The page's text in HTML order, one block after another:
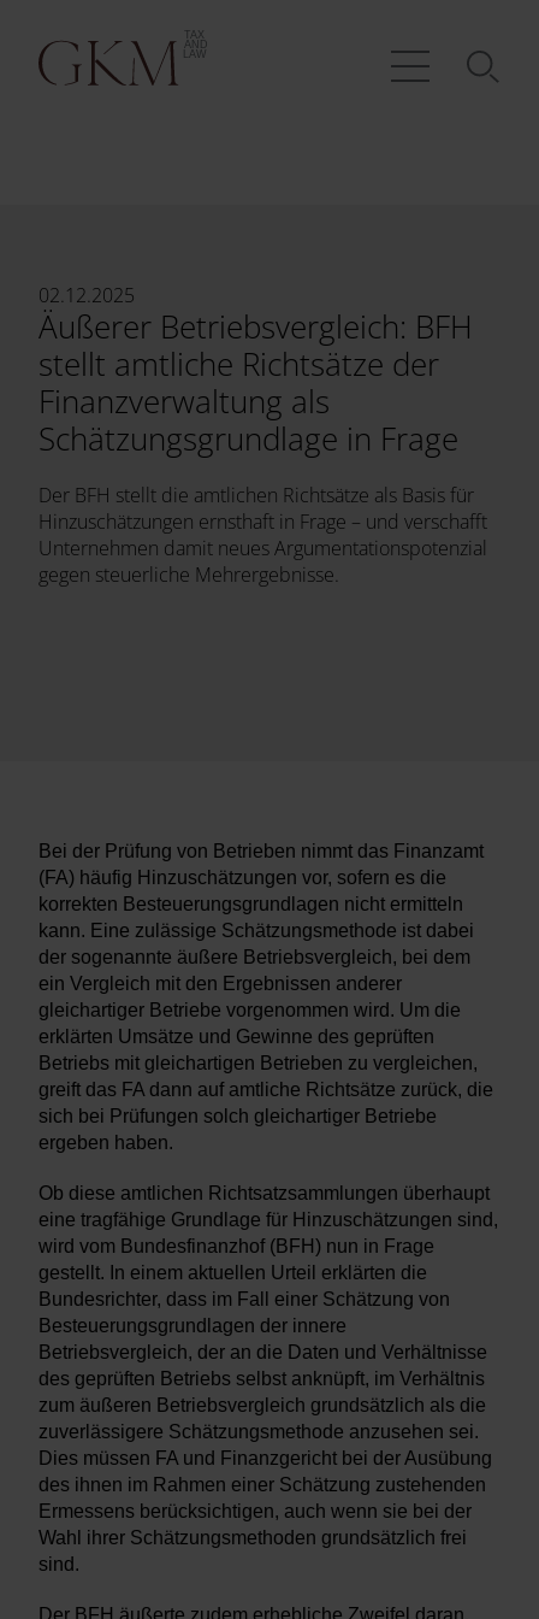
02.12.2025
Äußerer Betriebsvergleich: BFH
stellt amtliche Richtsätze der
Finanzverwaltung als
Schätzungsgrundlage in Frage
Der BFH stellt die amtlichen Richtsätze als Basis für
Hinzuschätzungen ernsthaft in Frage – und verschafft
Unternehmen damit neues Argumentationspotenzial
gegen steuerliche Mehrergebnisse.
Bei der Prüfung von Betrieben nimmt das Finanzamt
(FA) häufig Hinzuschätzungen vor, sofern es die
korrekten Besteuerungsgrundlagen nicht ermitteln
kann. Eine zulässige Schätzungsmethode ist dabei
der sogenannte äußere Betriebsvergleich, bei dem
ein Vergleich mit den Ergebnissen anderer
gleichartiger Betriebe vorgenommen wird. Um die
erklärten Umsätze und Gewinne des geprüften
Betriebs mit gleichartigen Betrieben zu vergleichen,
greift das FA dann auf amtliche Richtsätze zurück, die
sich bei Prüfungen solch gleichartiger Betriebe
ergeben haben.
Ob diese amtlichen Richtsatzsammlungen überhaupt
eine tragfähige Grundlage für Hinzuschätzungen sind,
wird vom Bundesfinanzhof (BFH) nun in Frage
gestellt. In einem aktuellen Urteil erklärten die
Bundesrichter, dass im Fall einer Schätzung von
Besteuerungsgrundlagen der innere
Betriebsvergleich, der an die Daten und Verhältnisse
des geprüften Betriebs selbst anknüpft, im Verhältnis
zum äußeren Betriebsvergleich grundsätzlich als die
zuverlässigere Schätzungsmethode anzusehen sei.
Dies müssen FA und Finanzgericht bei der Ausübung
des ihnen im Rahmen einer Schätzung zustehenden
Ermessens berücksichtigen, auch wenn sie bei der
Wahl ihrer Schätzungsmethoden grundsätzlich frei
sind.